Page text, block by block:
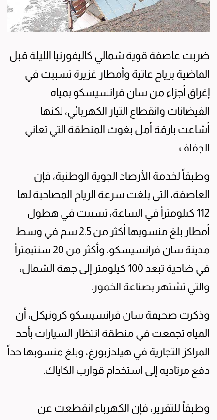
ضربت عاصفة قوية شمالي كاليفورنيا الليلة قبل
الماضية برياح عاتية وأمطار غزيرة تسببت في
إغراق أجزاء من سان فرانسيسكو بمياه
الفيضانات وانقطاع التيار الكهربائي، لكنها
أشاعت بارقة أمل بغوث المنطقة التي تعاني
الجفاف.
وطبقاً لخدمة الأرصاد الجوية الوطنية، فإن
العاصفة، التي بلغت سرعة الرياح المصاحبة لها
112 كيلومتراً في الساعة، تسببت في هطول
أمطار بلغ منسوبها أكثر من 2.5 سم في وسط
مدينة سان فرانسيسكو، وأكثر من 20 سنتيمتراً
في ضاحية تبعد 100 كيلومتر إلى جهة الشمال،
والتي تشتهر بصناعة الخمور.
وذكرت صحيفة سان فرانسيسكو كرونيكل، أن
المياه تجمعت في منطقة انتظار السيارات بأحد
المراكز التجارية في هيلدزبورغ، وبلغ منسوبها حداً
دفع مرتاديه إلى استخدام قوارب الكاياك.
وطبقاً للتقرير، فإن الكهرباء انقطعت عن